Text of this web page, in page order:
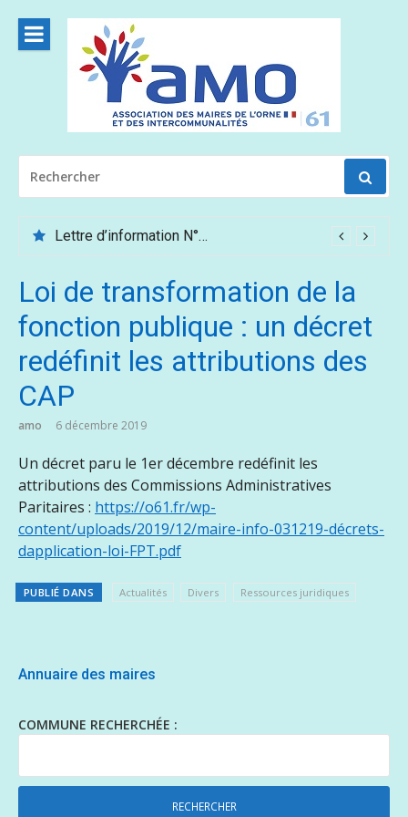
contenu
POUR
:
Lettre d’information N°62 – Mai /Juin 2026
Loi de transformation de la
fonction publique : un décret
redéfinit les attributions des
CAP
amo 6 décembre 2019
Un décret paru le 1er décembre redéfinit les
attributions des Commissions Administratives
Paritaires : https://o61.fr/wp-
content/uploads/2019/12/maire-info-031219-décrets-
dapplication-loi-FPT.pdf
PUBLIÉ DANS Actualités Divers Ressources juridiques
Annuaire des maires
COMMUNE RECHERCHÉE :